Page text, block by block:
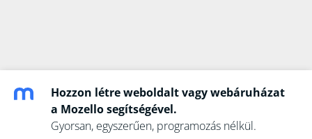
Hozzon létre weboldalt vagy webáruházat
a Mozello segítségével.
Gyorsan, egyszerűen, programozás nélkül.